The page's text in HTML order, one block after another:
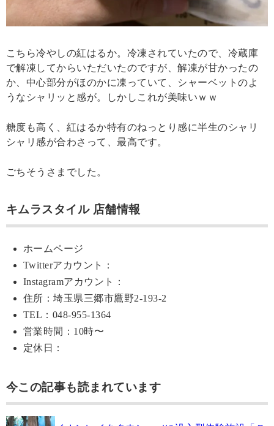
こちら冷やしの紅はるか。冷凍されていたので、冷蔵庫
で解凍してからいただいたのですが、解凍が甘かったの
か、中心部分がほのかに凍っていて、シャーベットのよ
うなシャリッと感が。しかしこれが美味いｗｗ
糖度も高く、紅はるか特有のねっとり感に半生のシャリ
シャリ感が合わさって、最高です。
ごちそうさまでした。
キムラスタイル 店舗情報
ホームページ
Twitterアカウント：
Instagramアカウント：
住所：埼玉県三郷市鷹野2-193-2
TEL：048-955-1364
営業時間：10時〜
定休日：
今この記事も読まれています